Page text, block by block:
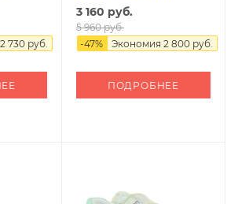
2 730 руб.
3 160 руб.
5 960 руб.
-47% Экономия 2 800 руб.
ПОДРОБНЕЕ